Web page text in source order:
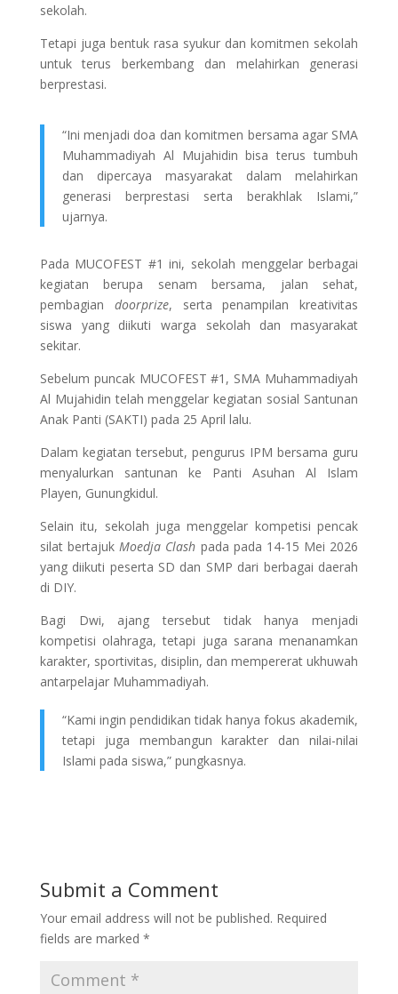
sekolah.
Tetapi juga bentuk rasa syukur dan komitmen sekolah
untuk terus berkembang dan melahirkan generasi
berprestasi.
“Ini menjadi doa dan komitmen bersama agar SMA
Muhammadiyah Al Mujahidin bisa terus tumbuh
dan dipercaya masyarakat dalam melahirkan
generasi berprestasi serta berakhlak Islami,”
ujarnya.
Pada MUCOFEST #1 ini, sekolah menggelar berbagai
kegiatan berupa senam bersama, jalan sehat,
pembagian doorprize, serta penampilan kreativitas
siswa yang diikuti warga sekolah dan masyarakat
sekitar.
Sebelum puncak MUCOFEST #1, SMA Muhammadiyah
Al Mujahidin telah menggelar kegiatan sosial Santunan
Anak Panti (SAKTI) pada 25 April lalu.
Dalam kegiatan tersebut, pengurus IPM bersama guru
menyalurkan santunan ke Panti Asuhan Al Islam
Playen, Gunungkidul.
Selain itu, sekolah juga menggelar kompetisi pencak
silat bertajukMoedja Clash pada pada 14-15 Mei 2026
yang diikuti peserta SD dan SMP dari berbagai daerah
di DIY.
Bagi Dwi, ajang tersebut tidak hanya menjadi
kompetisi olahraga, tetapi juga sarana menanamkan
karakter, sportivitas, disiplin, dan mempererat ukhuwah
antarpelajar Muhammadiyah.
“Kami ingin pendidikan tidak hanya fokus akademik,
tetapi juga membangun karakter dan nilai-nilai
Islami pada siswa,” pungkasnya.
Submit a Comment
Your email address will not be published. Required
fields are marked *